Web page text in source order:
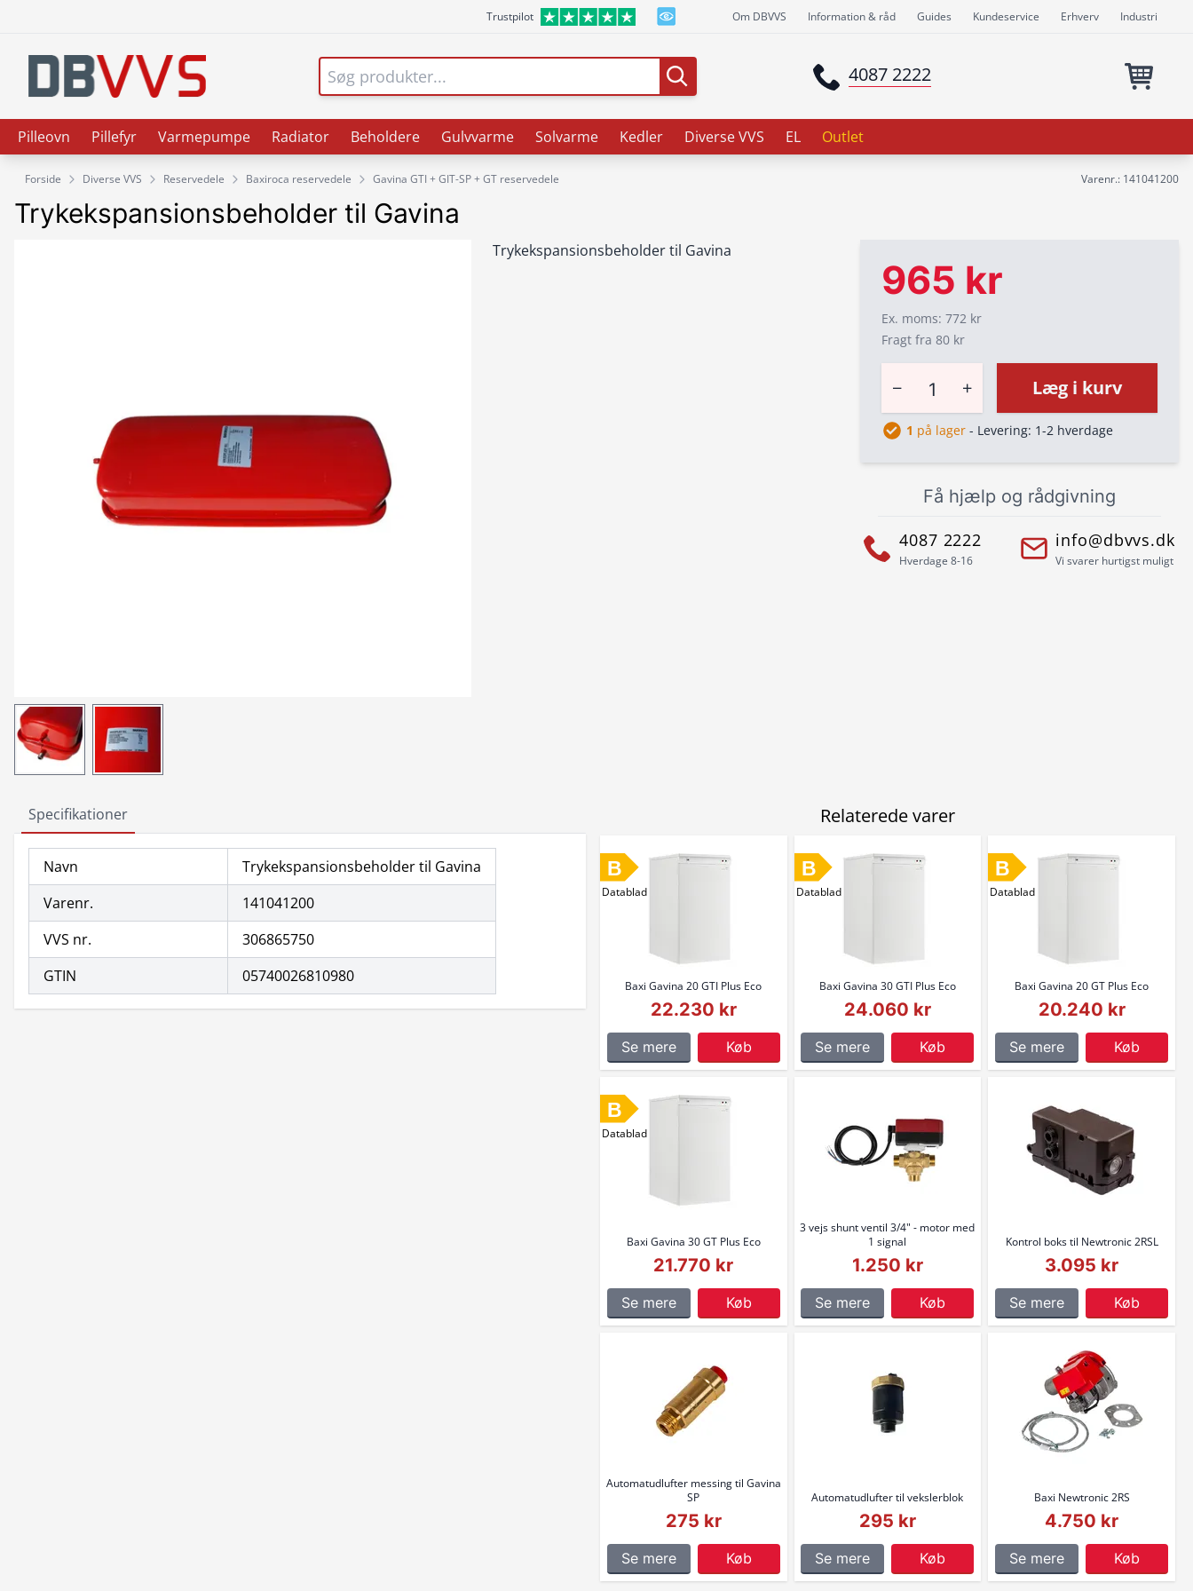
Trustpilot Om DBVVS Information & råd Guides Kundeservice Erhverv Industri
4087 2222
Pilleovn Pillefyr Varmepumpe Radiator Beholdere Gulvvarme Solvarme Kedler Diverse VVS EL Outlet
Forside Diverse VVS Reservedele Baxiroca reservedele Gavina GTI + GIT-SP + GT reservedele Varenr.: 141041200
Trykekspansionsbeholder til Gavina
Trykekspansionsbeholder til Gavina
965 kr
Ex. moms: 772 kr
Fragt fra 80 kr
− + Læg i kurv
1 på lager - Levering: 1-2 hverdage
Få hjælp og rådgivning
4087 2222
Hverdage 8-16
info@dbvvs.dk
Vi svarer hurtigst muligt
Specifikationer
Navn
Trykekspansionsbeholder til Gavina
Varenr.
141041200
VVS nr.
306865750
GTIN
05740026810980
Relaterede varer
Baxi Gavina 20 GTI Plus Eco
22.230 kr
Se mere Køb
B
Datablad
Baxi Gavina 30 GTI Plus Eco
24.060 kr
Se mere Køb
B
Datablad
Baxi Gavina 20 GT Plus Eco
20.240 kr
Se mere Køb
B
Datablad
Baxi Gavina 30 GT Plus Eco
21.770 kr
Se mere Køb
B
Datablad
3 vejs shunt ventil 3/4" - motor med
1 signal
1.250 kr
Se mere Køb
Kontrol boks til Newtronic 2RSL
3.095 kr
Se mere Køb
Automatudlufter messing til Gavina
SP
275 kr
Se mere Køb
Automatudlufter til vekslerblok
295 kr
Se mere Køb
Baxi Newtronic 2RS
4.750 kr
Se mere Køb